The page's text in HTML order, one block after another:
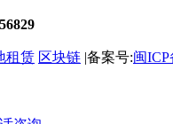
租赁 区块链 |备案号:闽ICP